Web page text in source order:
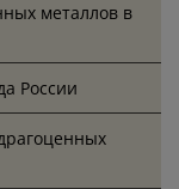
металлов в
России